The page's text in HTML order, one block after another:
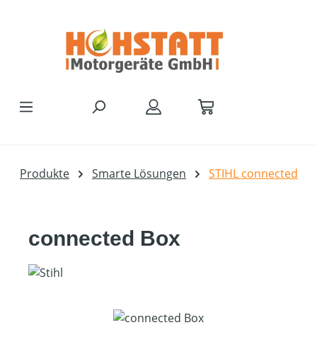
Produkte Smarte Lösungen STIHL connected
connected Box
Bildergalerie überspringen